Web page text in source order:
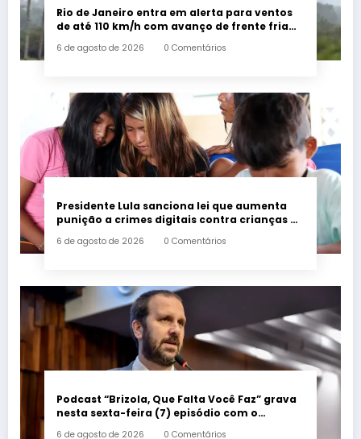
Rio de Janeiro entra em alerta para ventos
de até 110 km/h com avanço de frente fria
6 de agosto de 2026 0 Comentários
Presidente Lula sanciona lei que aumenta
punição a crimes digitais contra crianças é
6 de agosto de 2026 0 Comentários
Podcast “Brizola, Que Falta Você Faz” grava
nesta sexta-feira (7) episódio com o
6 de agosto de 2026 0 Comentários